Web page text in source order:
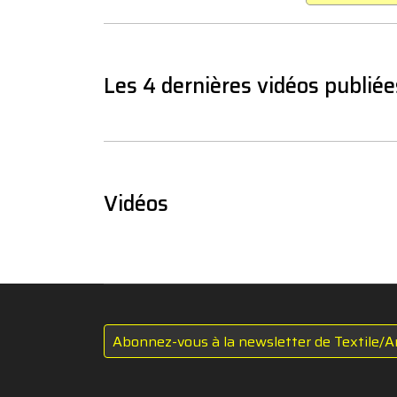
Les 4 dernières vidéos
Vidéos
Abonnez-vous à la newsletter de Textile/